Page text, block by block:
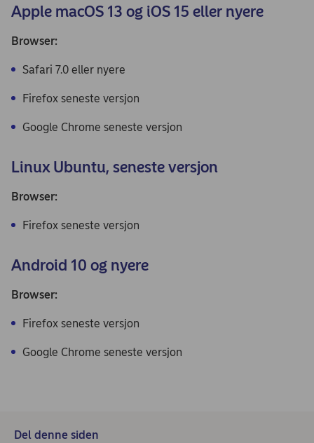
Apple macOS 13 og iOS 15 eller nyere
Browser:
Safari 7.0 eller nyere
Firefox seneste versjon
Google Chrome seneste versjon
Linux Ubuntu, seneste versjon
Browser:
Firefox seneste versjon
Android 10 og nyere
Browser:
Firefox seneste versjon
Google Chrome seneste versjon
Del denne siden